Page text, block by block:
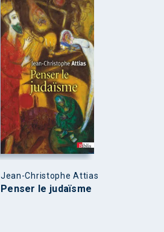
Jean-Christophe Attias
Penser le judaïsme